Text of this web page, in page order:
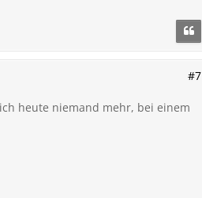
#7
heute niemand mehr, bei einem